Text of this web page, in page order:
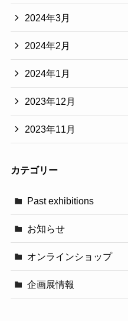
2024年3月
2024年2月
2024年1月
2023年12月
2023年11月
カテゴリー
Past exhibitions
お知らせ
オンラインショップ
企画展情報